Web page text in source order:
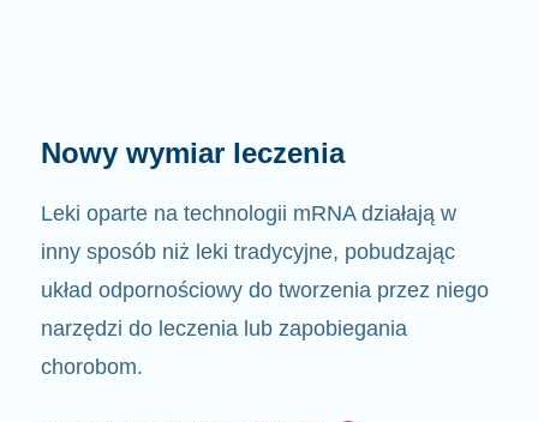
Nowy wymiar leczenia
Leki oparte na technologii mRNA działają w
inny sposób niż leki tradycyjne, pobudzając
układ odpornościowy do tworzenia przez niego
narzędzi do leczenia lub zapobiegania
chorobom.